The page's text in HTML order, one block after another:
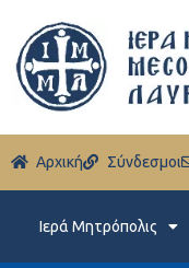
Aρχική Σύνδεσμοι
Ιερά Μητρόπολις